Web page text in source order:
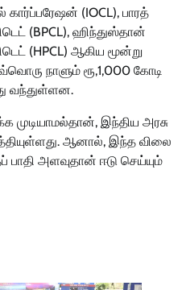
கார்ப்பரேஷன் (IOCL), பாரத்
(BPCL), ஹிந்துஸ்தான்
(HPCL) ஆகிய மூன்று
நாளும் ரூ,1,000 கோடி
வந்துள்ளன.
முடியாமல்தான், இந்திய அரசு
ஆனால், இந்த விலை
பாதி அளவுதான் ஈடு செய்யும்